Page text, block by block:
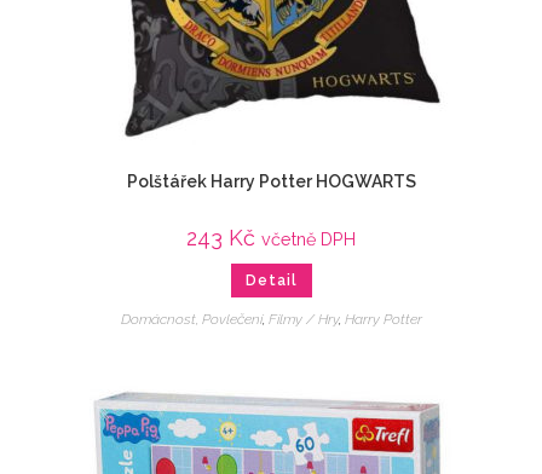
Polštářek Harry Potter HOGWARTS
243 Kč včetně DPH
Detail
Domácnost, Povlečení, Filmy / Hry, Harry Potter